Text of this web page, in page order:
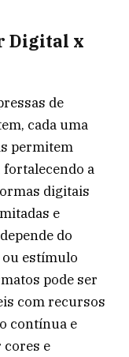
Digital x
de
cada uma
permitem
a
digitais
e
do
estímulo
pode ser
com recursos
contínua e
cores e